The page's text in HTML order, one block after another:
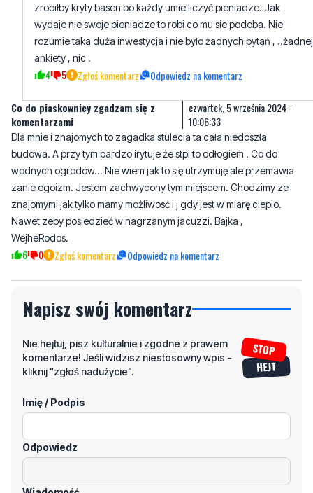
ankiety , nic .
4 5 Zgłoś komentarz Odpowiedz na komentarz
Co do piaskownicy zgadzam się z
komentarzami
10:06:33
budowa. A przy tym bardzo irytuje że stpi to odłogiem . Co do
wodnych ogrodów... Nie wiem jak to się utrzymuję ale przemawia
zanie egoizm. Jestem zachwycony tym miejscem. Chodzimy ze
znajomymi jak tylko mamy możliwosć i j gdy jest w miarę cieplo.
Nawet zeby posiedzieć w nagrzanym jacuzzi. Bajka ,
WejheRodos.
6 0 Zgłoś komentarz Odpowiedz na komentarz
Napisz swój komentarz
komentarze! Jeśli widzisz niestosowny wpis -
kliknij "zgłoś nadużycie".
Imię / Podpis
Odpowiedz
Wiadomość